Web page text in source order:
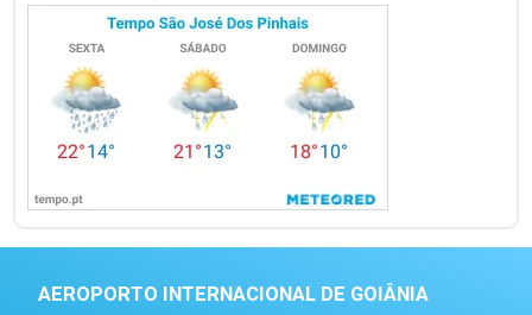
AEROPORTO INTERNACIONAL DE GOIÂNIA